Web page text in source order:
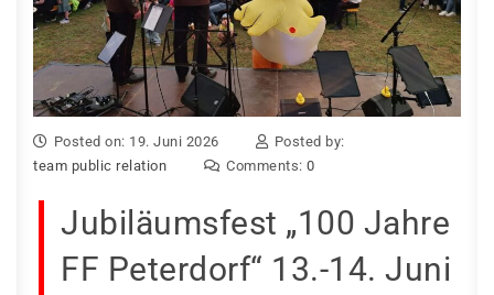
Posted on: 19. Juni 2026
Posted by:
team public relation
Comments: 0
Jubiläumsfest „100 Jahre
FF Peterdorf“ 13.-14. Juni